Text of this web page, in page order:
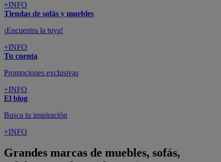
+INFO
Tiendas de sofás y muebles
¡Encuentra la tuya!
+INFO
Tu cuenta
Promociones exclusivas
+INFO
El blog
Busca tu inspiración
+INFO
Grandes marcas de muebles, sofás,